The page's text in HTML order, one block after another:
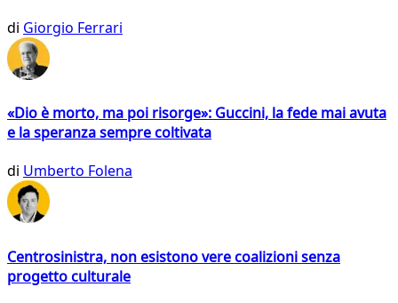
di Giorgio Ferrari
«Dio è morto, ma poi risorge»: Guccini, la fede mai avuta
e la speranza sempre coltivata
di Umberto Folena
Centrosinistra, non esistono vere coalizioni senza
progetto culturale